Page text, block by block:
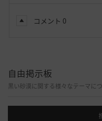
コメント 0
自由掲示板
黒い砂漠に関する様々なテーマに